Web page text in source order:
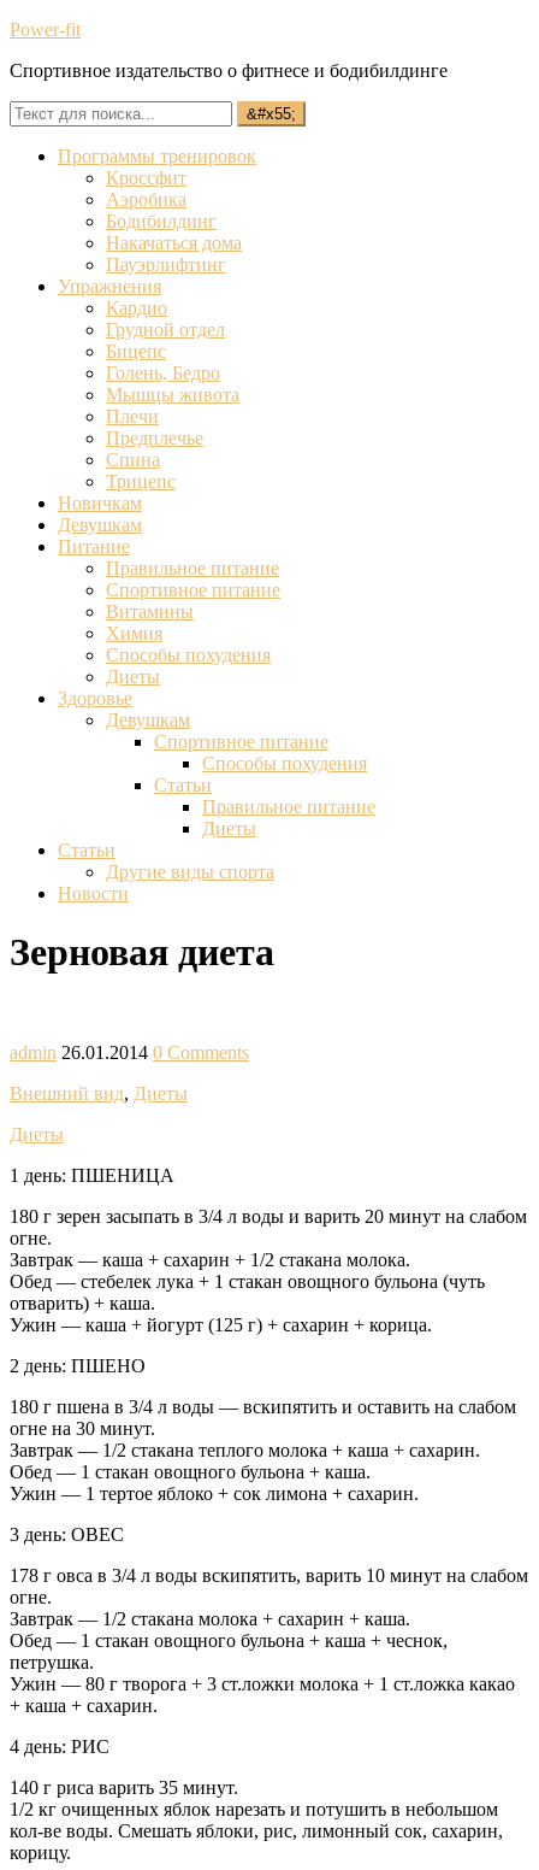
Power-fit
Спортивное издательство о фитнесе и бодибилдинге
Программы тренировок
Кроссфит
Аэробика
Бодибилдинг
Накачаться дома
Пауэрлифтинг
Упражнения
Кардио
Грудной отдел
Бицепс
Голень, Бедро
Мышцы живота
Плечи
Предплечье
Спина
Трицепс
Новичкам
Девушкам
Питание
Правильное питание
Спортивное питание
Витамины
Химия
Способы похудения
Диеты
Здоровье
Девушкам
Спортивное питание
Способы похудения
Статьи
Правильное питание
Диеты
Статьи
Другие виды спорта
Новости
Зерновая диета
admin 26.01.2014 0 Comments
Внешний вид, Диеты
Диеты
1 день: ПШЕНИЦА
180 г зерен засыпать в 3/4 л воды и варить 20 минут на слабом
огне.
Завтрак — каша + сахарин + 1/2 стакана молока.
Обед — стебелек лука + 1 стакан овощного бульона (чуть
отварить) + каша.
Ужин — каша + йогурт (125 г) + сахарин + корица.
2 день: ПШЕНО
180 г пшена в 3/4 л воды — вскипятить и оставить на слабом
огне на 30 минут.
Завтрак — 1/2 стакана теплого молока + каша + сахарин.
Обед — 1 стакан овощного бульона + каша.
Ужин — 1 тертое яблоко + сок лимона + сахарин.
3 день: ОВЕС
178 г овса в 3/4 л воды вскипятить, варить 10 минут на слабом
огне.
Завтрак — 1/2 стакана молока + сахарин + каша.
Обед — 1 стакан овощного бульона + каша + чеснок,
петрушка.
Ужин — 80 г творога + 3 ст.ложки молока + 1 ст.ложка какао
+ каша + сахарин.
4 день: РИС
140 г риса варить 35 минут.
1/2 кг очищенных яблок нарезать и потушить в небольшом
кол-ве воды. Смешать яблоки, рис, лимонный сок, сахарин,
корицу.